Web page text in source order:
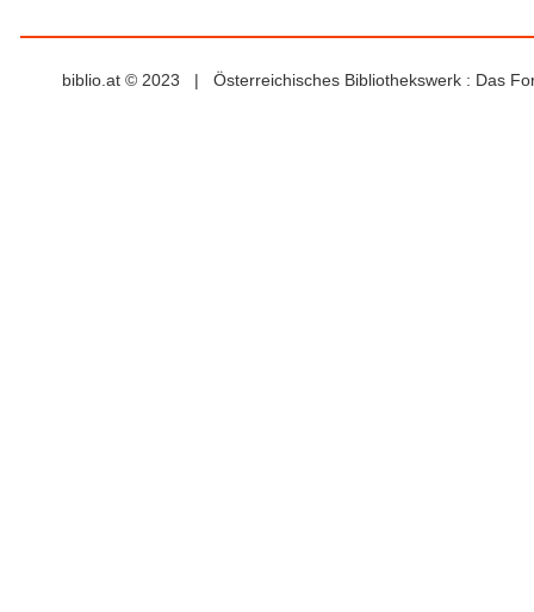
biblio.at © 2023 | Österreichisches Bibliothekswerk : Das